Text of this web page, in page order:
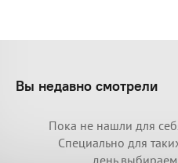
Вы недавно смотрели
Пока не нашли для
Специально для